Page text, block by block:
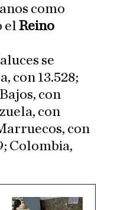
como
el Reino
se
con 13.528;
con
con
con
Colombia,